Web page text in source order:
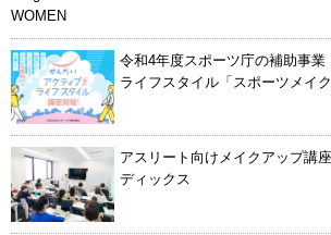
令和4年度スポーツ庁の補助事
ライフスタイル「スポーツメイ
アスリート向けメイクアップ講
ディックス